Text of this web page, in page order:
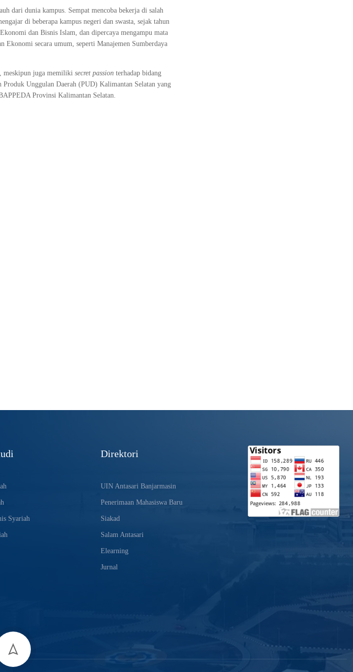
dari dunia kampus. Sempat mencoba bekerja di salah
di beberapa kampus negeri dan swasta, sejak tahun
dan Bisnis Islam, dan dipercaya mengampu mata
Ekonomi secara umum, seperti Manajemen Sumberdaya
meskipun juga memiliki secret passion terhadap bidang
Produk Unggulan Daerah (PUD) Kalimantan Selatan yang
Provinsi Kalimantan Selatan.
Syariah
Direktori
UIN Antasari Banjarmasin
Penerimaan Mahasiswa Baru
Siakad
Salam Antasari
Elearning
Jurnal